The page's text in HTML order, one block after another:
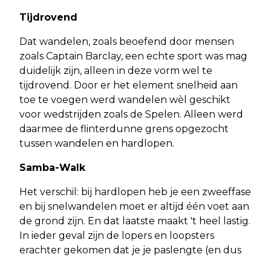
Tijdrovend
Dat wandelen, zoals beoefend door mensen
zoals Captain Barclay, een echte sport was mag
duidelijk zijn, alleen in deze vorm wel te
tijdrovend. Door er het element snelheid aan
toe te voegen werd wandelen wèl geschikt
voor wedstrijden zoals de Spelen. Alleen werd
daarmee de flinterdunne grens opgezocht
tussen wandelen en hardlopen.
Samba-Walk
Het verschil: bij hardlopen heb je een zweeffase
en bij snelwandelen moet er altijd één voet aan
de grond zijn. En dat laatste maakt 't heel lastig.
In ieder geval zijn de lopers en loopsters
erachter gekomen dat je je paslengte (en dus